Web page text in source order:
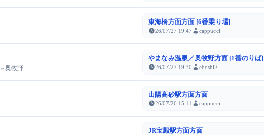
東海橋方面方面 [6番乗り場]
26/07/27 19:47 cappucci
奥牧野
やまなみ温泉／奥牧野方面 [1番のりば]
26/07/27 19:30 eboshi2
山陽高砂駅方面方面
26/07/26 15:11 cappucci
JR宝殿駅方面方面